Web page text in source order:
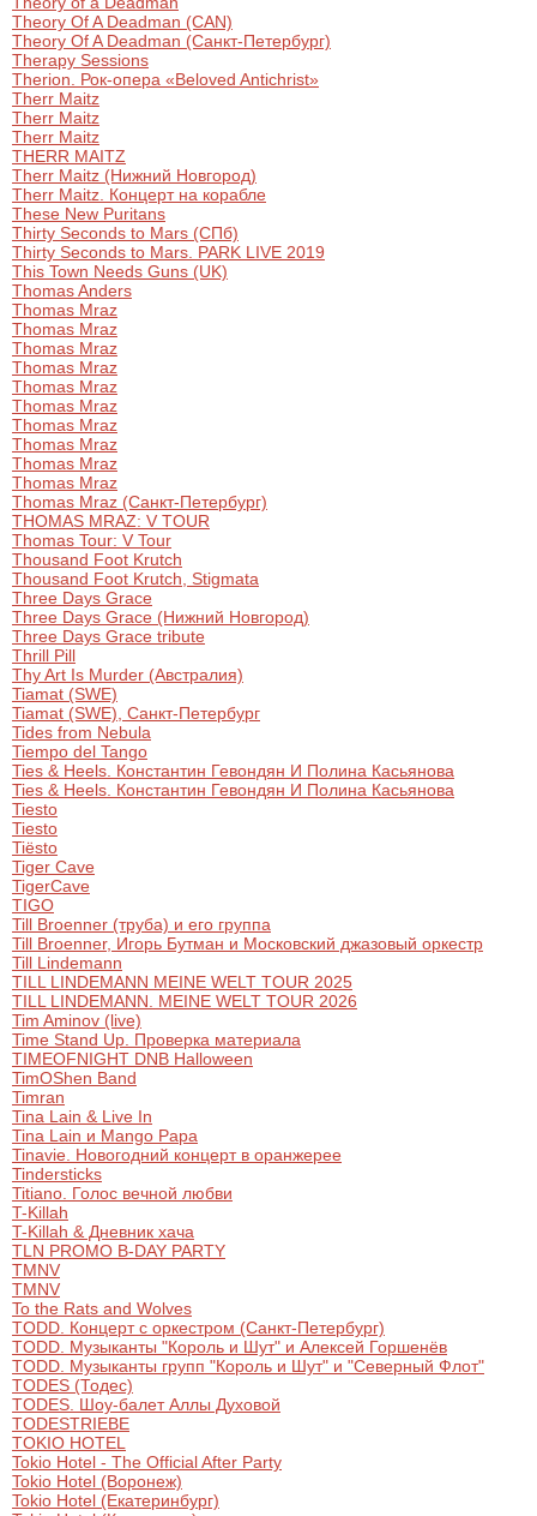
Theory Of A Deadman (CAN)
Theory Of A Deadman (Санкт-Петербург)
Therapy Sessions
Therion. Рок-опера «Beloved Antichrist»
Therr Maitz
Therr Maitz
Therr Maitz
THERR MAITZ
Therr Maitz (Нижний Новгород)
Therr Maitz. Концерт на корабле
These New Puritans
Thirty Seconds to Mars (СПб)
Thirty Seconds to Mars. PARK LIVE 2019
This Town Needs Guns (UK)
Thomas Anders
Thomas Mraz
Thomas Mraz
Thomas Mraz
Thomas Mraz
Thomas Mraz
Thomas Mraz
Thomas Mraz
Thomas Mraz
Thomas Mraz
Thomas Mraz
Thomas Mraz (Санкт-Петербург)
THOMAS MRAZ: V TOUR
Thomas Tour: V Tour
Thousand Foot Krutch
Thousand Foot Krutch, Stigmata
Three Days Grace
Three Days Grace (Нижний Новгород)
Three Days Grace tribute
Thrill Pill
Thy Art Is Murder (Австралия)
Tiamat (SWE)
Tiamat (SWE), Санкт-Петербург
Tides from Nebula
Tiempo del Tango
Ties & Heels. Константин Гевондян И Полина Касьянова
Ties & Heels. Константин Гевондян И Полина Касьянова
Tiesto
Tiesto
Tiësto
Tiger Cave
TigerCave
TIGO
Till Broenner (труба) и его группа
Till Broenner, Игорь Бутман и Московский джазовый оркестр
Till Lindemann
TILL LINDEMANN MEINE WELT TOUR 2025
TILL LINDEMANN. MEINE WELT TOUR 2026
Tim Aminov (live)
Time Stand Up. Проверка материала
TIMEOFNIGHT DNB Halloween
TimOShen Band
Timran
Tina Lain & Live In
Tina Lain и Mango Papa
Tinavie. Новогодний концерт в оранжерее
Tindersticks
Titiano. Голос вечной любви
T-Killah
T-Killah & Дневник хача
TLN PROMO B-DAY PARTY
TMNV
TMNV
To the Rats and Wolves
TODD. Концерт с оркестром (Санкт-Петербург)
TODD. Музыканты "Король и Шут" и Алексей Горшенёв
TODD. Музыканты групп "Король и Шут" и "Северный Флот"
TODES (Тодес)
TODES. Шоу-балет Аллы Духовой
TODESTRIEBE
TOKIO HOTEL
Tokio Hotel - The Official After Party
Tokio Hotel (Воронеж)
Tokio Hotel (Екатеринбург)